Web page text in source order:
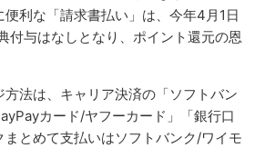
利な「請求書払い」は、今年4月1日
付与はなしとなり、ポイント還元の恩
法は、キャリア決済の「ソフトバン
カード/ヤフーカード」「銀行口
とめて支払いはソフトバンク/ワイモ